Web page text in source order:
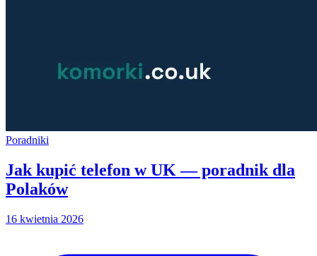
Poradniki
Jak kupić telefon w UK — poradnik dla
Polaków
16 kwietnia 2026